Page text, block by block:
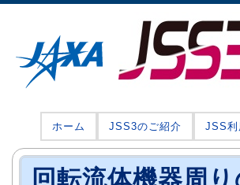
ホーム JSS3のご紹介 JSS利
回転流体機器周